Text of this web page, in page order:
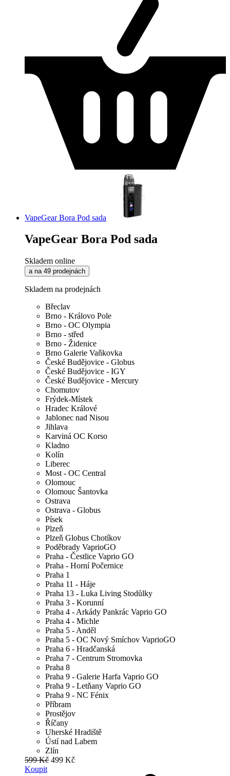
VapeGear Bora Pod sada
VapeGear Bora Pod sada
Skladem online
a na 49 prodejnách
Skladem na prodejnách
Břeclav
Brno - Královo Pole
Brno - OC Olympia
Brno - střed
Brno - Židenice
Brno Galerie Vaňkovka
České Budějovice - Globus
České Budějovice - IGY
České Budějovice - Mercury
Chomutov
Frýdek-Místek
Hradec Králové
Jablonec nad Nisou
Jihlava
Karviná OC Korso
Kladno
Kolín
Liberec
Most - OC Central
Olomouc
Olomouc Šantovka
Ostrava
Ostrava - Globus
Písek
Plzeň
Plzeň Globus Chotíkov
Poděbrady VaprioGO
Praha - Čestlice Vaprio GO
Praha - Horní Počernice
Praha 1
Praha 11 - Háje
Praha 13 - Luka Living Stodůlky
Praha 3 - Korunní
Praha 4 - Arkády Pankrác Vaprio GO
Praha 4 - Michle
Praha 5 - Anděl
Praha 5 - OC Nový Smíchov VaprioGO
Praha 6 - Hradčanská
Praha 7 - Centrum Stromovka
Praha 8
Praha 9 - Galerie Harfa Vaprio GO
Praha 9 - Letňany Vaprio GO
Praha 9 - NC Fénix
Příbram
Prostějov
Říčany
Uherské Hradiště
Ústí nad Labem
Zlín
599 Kč 499 Kč
Koupit